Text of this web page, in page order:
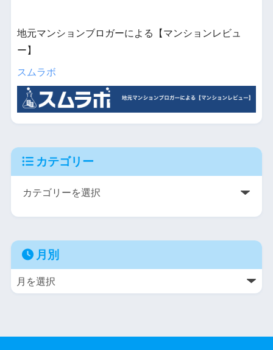
地元マンションブロガーによる【マンションレビュ
ー】
スムラボ
カテゴリー
月別